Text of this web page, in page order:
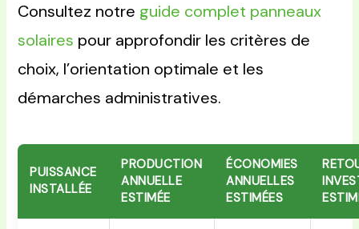
Consultez notre guide complet panneaux
solaires pour approfondir les critères de
choix, l’orientation optimale et les
démarches administratives.
PUISSANCE
INSTALLÉE
PRODUCTION
ANNUELLE
ESTIMÉE
ÉCONOMIES
ANNUELLES
ESTIMÉES